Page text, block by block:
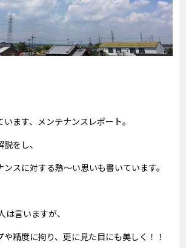
ます、メンテナンスレポート。
をし、
スに対する熱～い思いも書いています。
は言いますが、
精度に拘り、更に見た目にも美しく！！